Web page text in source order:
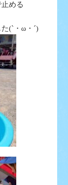
める
(`・ω・´)